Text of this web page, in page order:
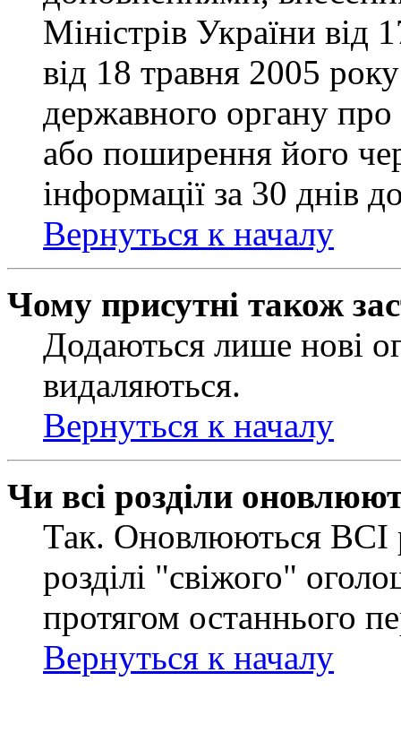
Міністрів України від
від 18 травня 2005
державного органу
або поширення його
інформації за 30 днів
Вернуться к началу
Чому присутні також
Додаються лише нові
видаляються.
Вернуться к началу
Чи всі розділи
Так. Оновлюються ВСІ
розділі "свіжого"
протягом останнього
Вернуться к началу